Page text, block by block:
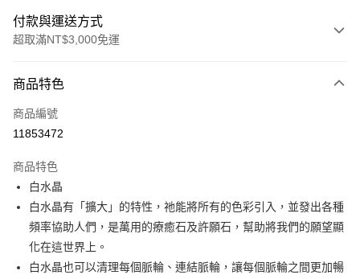
付款與運送方式
超取滿NT$3,000免運
信用卡一次付款
超商取貨付款
Apple Pay
街口支付
悠遊付
ATM付款
商品特色
商品編號
11853472
商品特色
白水晶
白水晶有「擴大」的特性，祂能將所有的色彩引入，並發出各種
頻率協助人們，是萬用的療癒石及許願石，幫助將我們的願望顯
化在這世界上。
白水晶也可以清理每個脈輪、連結脈輪，讓每個脈輪之間更加暢